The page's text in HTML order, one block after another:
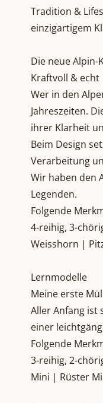
Tradition &
einzigartigem
Die neue Alpin-
Kraftvoll & echt
Wer in den
Jahreszeiten.
ihrer Klarheit
Beim Design
Verarbeitung
Wir haben den
Legenden.
Folgende
4-reihig, 3-
Weisshorn |
Lernmodelle
Meine erste
Aller Anfang ist
einer
Folgende
3-reihig, 2-
Mini | Rüster